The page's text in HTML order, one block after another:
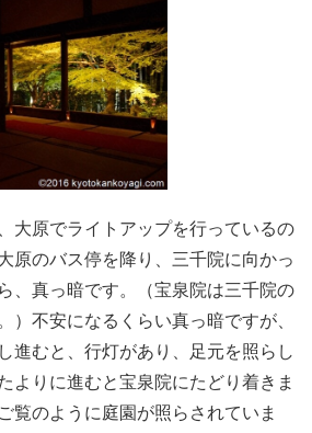
大原でライトアップを行っているの
原のバス停を降り、三千院に向かっ
、真っ暗です。（宝泉院は三千院の
）不安になるくらい真っ暗ですが、
進むと、行灯があり、足元を照らし
よりに進むと宝泉院にたどり着きま
覧のように庭園が照らされていま